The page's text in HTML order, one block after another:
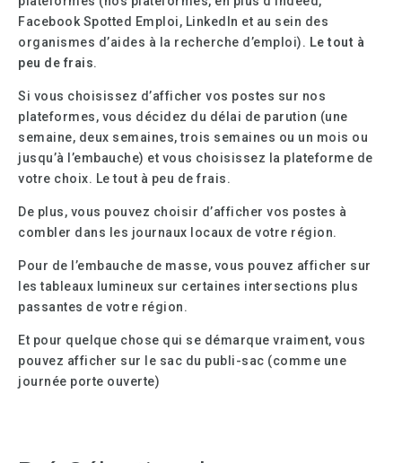
Facebook Spotted Emploi, LinkedIn et au sein des
organismes d’aides à la recherche d’emploi). Le tout à
peu de frais.
Si vous choisissez d’afficher vos postes sur nos
plateformes, vous décidez du délai de parution (une
semaine, deux semaines, trois semaines ou un mois ou
jusqu’à l’embauche) et vous choisissez la plateforme de
votre choix. Le tout à peu de frais.
De plus, vous pouvez choisir d’afficher vos postes à
combler dans les journaux locaux de votre région.
Pour de l’embauche de masse, vous pouvez afficher sur
les tableaux lumineux sur certaines intersections plus
passantes de votre région.
Et pour quelque chose qui se démarque vraiment, vous
pouvez afficher sur le sac du publi-sac (comme une
journée porte ouverte)